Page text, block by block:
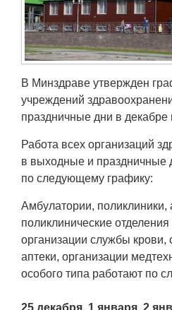
Транспорт
Погода
Курсы валют
Еще
В Минздраве утвержден
учреждений
праздничные дни в декабре
Работа всех организаций
в выходные и праздничные
по следующему графику:
Амбулатории, поликлиники,
поликлинические
организации службы крови,
аптеки, организации
особого типа работают по
25 декабря, 1 января, 2